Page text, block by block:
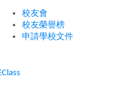
校友會
校友榮譽榜
申請學校文件